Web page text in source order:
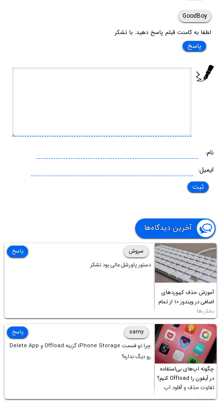
GoodBoy
لطفا به کامنت قبلم پاسخ دهید. با تشکر
پاسخ
نام:
ایمیل:
آخرین دیدگاه‌ها
آموزش حذف کیبوردهای
اضافی در ویندوز ۱۰ از تمام
بخش‌ها
سروش
دستور پاورشل عالی بود تشکر
پاسخ
چگونه اپ‌های بی‌استفاده
در آیفون را Offload کنیم؟
تفاوت حذف و آفلود اپ
چیست؟
samy
چرا تو قسمت iPhone Storage گزینه Offload و Delete App
رو دیگ نداره؟
پاسخ